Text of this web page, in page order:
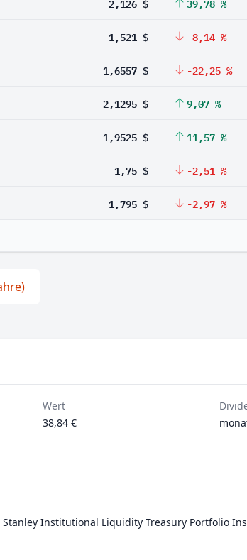
1,521 $ -8,14 %
1,6557 $ -22,25 %
2,1295 $ 9,07 %
1,9525 $ 11,57 %
1,75 $ -2,51 %
1,795 $ -2,97 %
Wert
38,84 €
Institutional Liquidity Treasury Portfolio